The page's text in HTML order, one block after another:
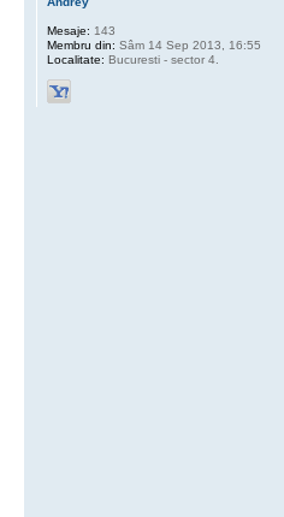
Mesaje: 143
Membru din: Sâm 14 Sep 2013, 16:55
Localitate: Bucuresti - sector 4.